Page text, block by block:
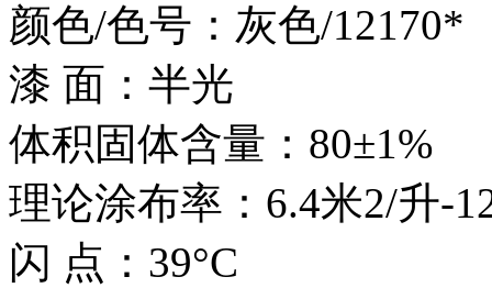
颜色/色号：灰色/12170*
漆 面：半光
体积固体含量：80±1%
理论涂布率：6.4米2/升-
闪 点：39°C